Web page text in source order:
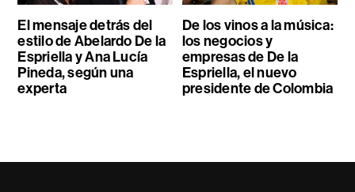
El mensaje detrás del
estilo de Abelardo De la
Espriella y Ana Lucía
Pineda, según una
experta
De los vinos a la música:
los negocios y
empresas de De la
Espriella, el nuevo
presidente de Colombia